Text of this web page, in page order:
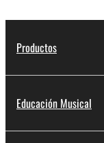
Productos
Educación Musical